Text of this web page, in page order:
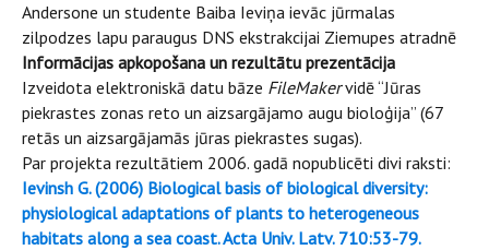
Andersone un studente Baiba Ieviņa ievāc jūrmalas
zilpodzes lapu paraugus DNS ekstrakcijai Ziemupes atradnē
Informācijas apkopošana un rezultātu prezentācija
Izveidota elektroniskā datu bāze FileMakervidē “Jūras
piekrastes zonas reto un aizsargājamo augu bioloģija” (67
retās un aizsargājamās jūras piekrastes sugas).
Par projekta rezultātiem 2006. gadā nopublicēti divi raksti:
Ievinsh G. (2006) Biological basis of biological diversity:
physiological adaptations of plants to heterogeneous
habitats along a sea coast. Acta Univ. Latv. 710:53-79.